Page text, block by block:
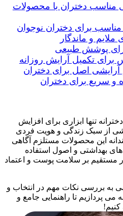
مناسب دختران با محصولات
مناسب برای دختران نوجوان
و ماندگار
پوشش طبیعی
برای تکمیل آرایش روزانه
آرایشی اصل برای دختران
سریع برای دختران
تنها ابزاری برای افزایش
از سبک زندگی و هویت فردی
این محصولات مستلزم آگاهی
بهداشتی و اصول استفاده
بر سلامت پوست و اعتماد
به بررسی نکات مهم در انتخاب و
می پردازیم تا راهنمایی جامع و
کنیم!